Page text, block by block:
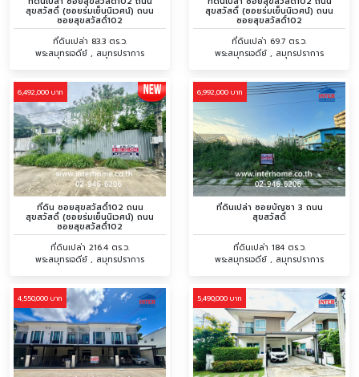
สุขสวัสดิ์ (ซอยร่มเย็นนิเวศน์) ถนน
ซอยสุขสวัสดิ์102
ที่ดินเปล่า 83.3 ตร.ว.
พระสมุทรเจดีย์ , สมุทรปราการ
สุขสวัสดิ์ (ซอยร่มเย็นนิเวศน์) ถนน
ซอยสุขสวัสดิ์102
ที่ดินเปล่า 69.7 ตร.ว.
พระสมุทรเจดีย์ , สมุทรปราการ
6,492,000 บาท
ที่ดิน ซอยสุขสวัสดิ์102 ถนน
สุขสวัสดิ์ (ซอยร่มเย็นนิเวศน์) ถนน
ซอยสุขสวัสดิ์102
ที่ดินเปล่า 216.4 ตร.ว.
พระสมุทรเจดีย์ , สมุทรปราการ
6,992,000 บาท
ที่ดินเปล่า ซอยบัญชา 3 ถนน
สุขสวัสดิ์
ที่ดินเปล่า 184 ตร.ว.
พระสมุทรเจดีย์ , สมุทรปราการ
4,550,000 บาท 5,490,000 บาท